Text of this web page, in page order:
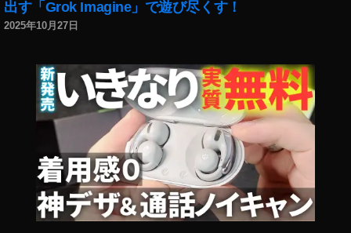
出す「Grok Imagine」で遊び尽くす！
2025年10月27日